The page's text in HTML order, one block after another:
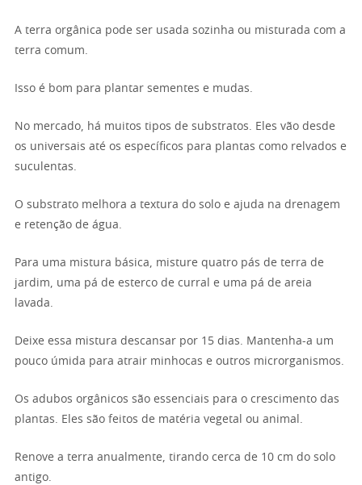
A terra orgânica pode ser usada sozinha ou misturada com a
terra comum.
Isso é bom para plantar sementes e mudas.
No mercado, há muitos tipos de substratos. Eles vão desde
os universais até os específicos para plantas como relvados e
suculentas.
O substrato melhora a textura do solo e ajuda na drenagem
e retenção de água.
Para uma mistura básica, misture quatro pás de terra de
jardim, uma pá de esterco de curral e uma pá de areia
lavada.
Deixe essa mistura descansar por 15 dias. Mantenha-a um
pouco úmida para atrair minhocas e outros microrganismos.
Os adubos orgânicos são essenciais para o crescimento das
plantas. Eles são feitos de matéria vegetal ou animal.
Renove a terra anualmente, tirando cerca de 10 cm do solo
antigo.